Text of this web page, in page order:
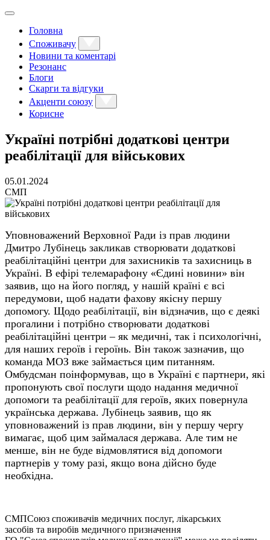
Головна
Споживачу
Новини та коментарі
Резонанс
Блоги
Скарги та відгуки
Акценти союзу
Корисне
Україні потрібні додаткові центри
реабілітації для військових
05.01.2024
СМП
Уповноважений Верховної Ради із прав людини
Дмитро Лубінець закликав створювати додаткові
реабілітаційні центри для захисників та захисниць в
Україні. В ефірі телемарафону «Єдині новини» він
заявив, що на його погляд, у нашій країні є всі
передумови, щоб надати фахову якісну першу
допомогу. Щодо реабілітації, він відзначив, що є деякі
прогалини і потрібно створювати додаткові
реабілітаційні центри – як медичні, так і психологічні,
для наших героїв і героїнь. Він також зазначив, що
команда МОЗ вже займається цим питанням.
Омбудсман поінформував, що в Україні є партнери, які
пропонують свої послуги щодо надання медичної
допомоги та реабілітації для героїв, яких повернула
українська держава. Лубінець заявив, що як
уповноважений із прав людини, він у першу чергу
вимагає, щоб цим займалася держава. Але тим не
менше, він не буде відмовлятися від допомоги
партнерів у тому разі, якщо вона дійсно буде
необхідна.
СМПСоюз споживачів медичних послуг, лікарських
засобів та виробів медичного призначення